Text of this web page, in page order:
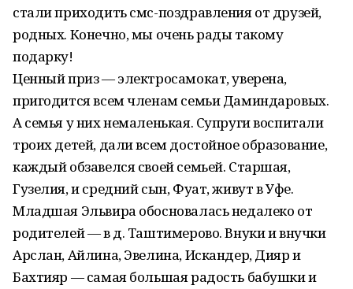
стали приходить смс-поздравления от друзей,
родных. Конечно, мы очень рады такому
подарку!
Ценный приз — электросамокат, уверена,
пригодится всем членам семьи Даминдаровых.
А семья у них немаленькая. Супруги воспитали
троих детей, дали всем достойное образование,
каждый обзавелся своей семьей. Старшая,
Гузелия, и средний сын, Фуат, живут в Уфе.
Младшая Эльвира обосновалась недалеко от
родителей — в д. Таштимерово. Внуки и внучки
Арслан, Айлина, Эвелина, Искандер, Дияр и
Бахтияр — самая большая радость бабушки и